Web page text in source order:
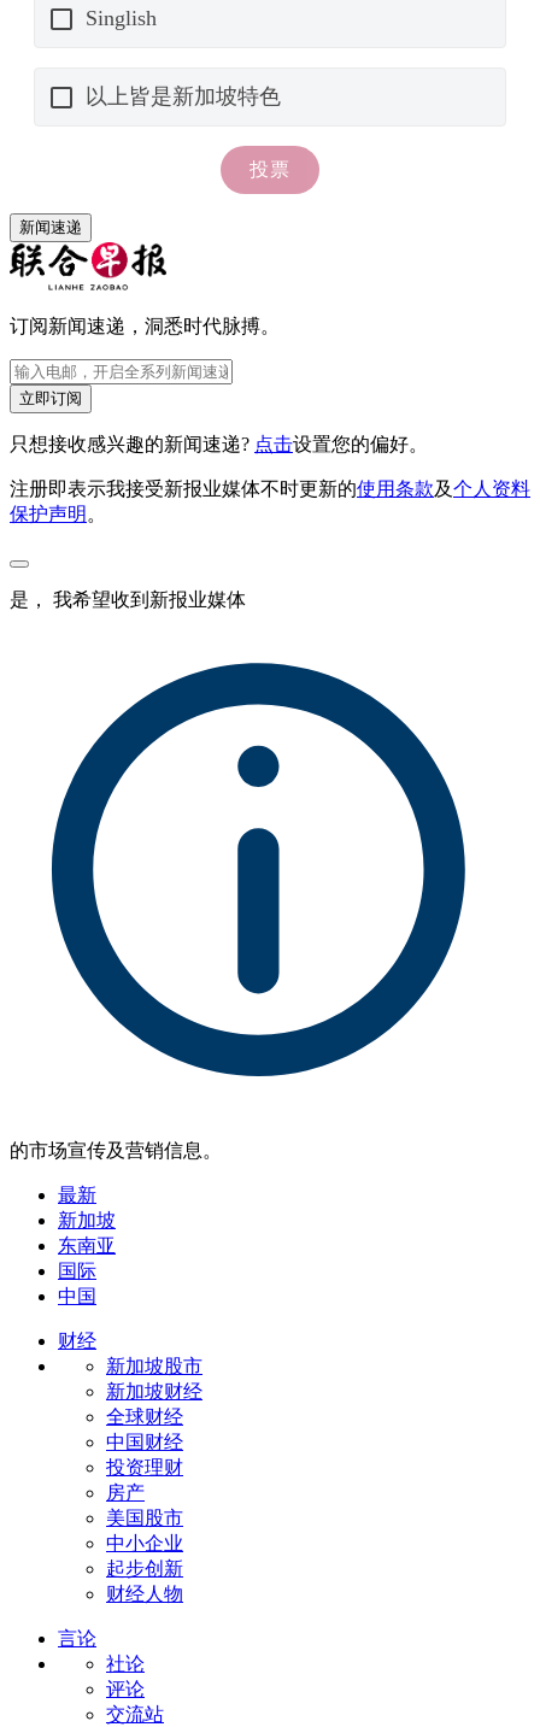
新闻速递
订阅新闻速递，洞悉时代脉搏。
立即订阅
只想接收感兴趣的新闻速递? 点击设置您的偏好。
注册即表示我接受新报业媒体不时更新的使用条款及个人资料
保护声明。
是， 我希望收到新报业媒体
的市场宣传及营销信息。
最新
新加坡
东南亚
国际
中国
财经
新加坡股市
新加坡财经
全球财经
中国财经
投资理财
房产
美国股市
中小企业
起步创新
财经人物
言论
社论
评论
交流站